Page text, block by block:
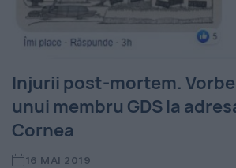
Injurii post-mortem.
unui membru GDS la
Cornea
16 MAI 2019